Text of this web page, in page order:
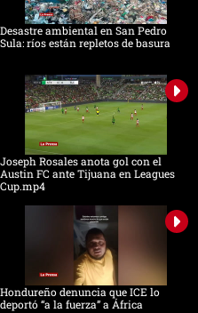
Desastre ambiental en San Pedro
Sula: ríos están repletos de basura
Joseph Rosales anota gol con el
Austin FC ante Tijuana en Leagues
Cup.mp4
Hondureño denuncia que ICE lo
deportó “a la fuerza” a África